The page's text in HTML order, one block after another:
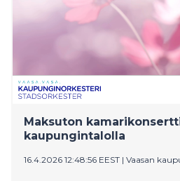
Maksuton
kaupungintalolla
16.4.2026 12:48:56 EEST | Vaasan